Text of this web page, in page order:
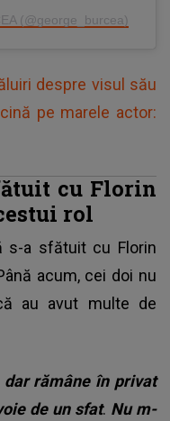
(@george_burcea)
despre visul său
pe marele actor:
cu Florin
rol
s-a sfătuit cu Florin
acum, cei doi nu
au avut multe de
dar rămâne în privat
de un sfat. Nu m-